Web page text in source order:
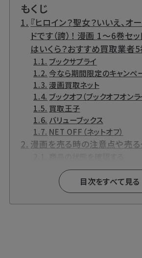
もくじ
『ヒロイン？聖女？いいえ、オ
ドです（誇）！ 漫画 1～6巻セ
はいくら？おすすめ買取業者
ブックサプライ
今なら期間限定のキャンペ
漫画買取ネット
ブックオフ（ブックオフオンラ
買取王子
バリューブックス
NET OFF（ネットオフ）
漫画を売る時の注意点や売る
まとめて売る
新作は早く売る
『ヒロイン？聖女？いいえ、オ
ドです（誇）！』とは？
目次をすべて見る